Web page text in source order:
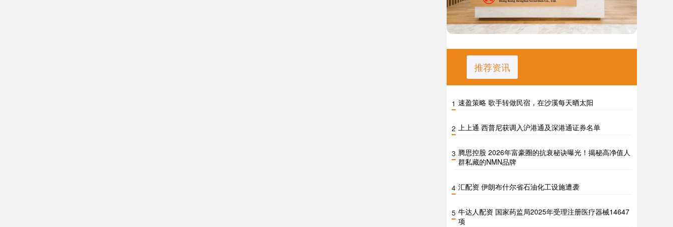
推荐资讯
1 速盈策略 歌手转做民宿，在沙溪每天晒太阳
2 上上通 西普尼获调入沪港通及深港通证券名单
3 腾思控股 2026年富豪圈的抗衰秘诀曝光！揭秘高净值人
群私藏的NMN品牌
4 汇配资 伊朗布什尔省石油化工设施遭袭
5 牛达人配资 国家药监局2025年受理注册医疗器械14647
项